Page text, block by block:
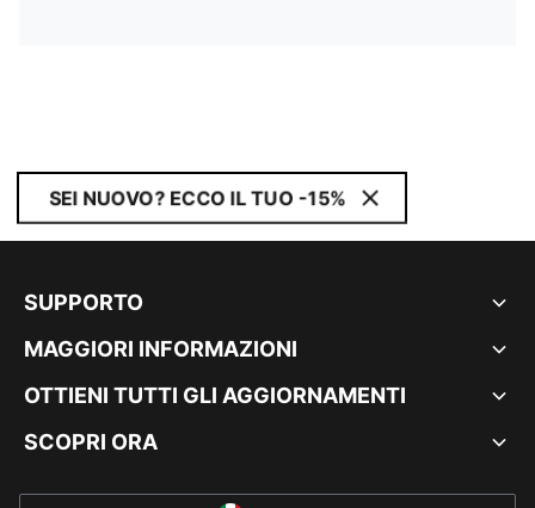
SEI NUOVO? ECCO IL TUO -15%
SUPPORTO
MAGGIORI INFORMAZIONI
OTTIENI TUTTI GLI AGGIORNAMENTI
SCOPRI ORA